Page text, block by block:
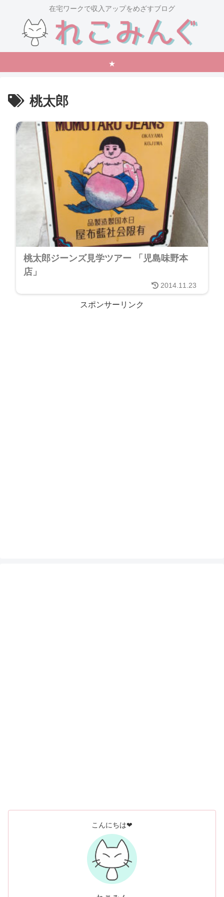
在宅ワークで収入アップをめざすブログ
★
桃太郎
桃太郎ジーンズ見学ツアー 「児島味野本
店」
2014.11.23
スポンサーリンク
こんにちは❤